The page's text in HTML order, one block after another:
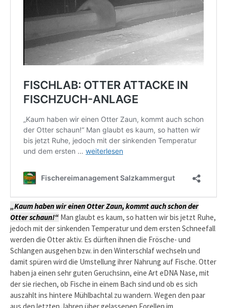
„Kaum haben wir einen Otter Zaun, kommt auch schon der
Otter schaun!“ Man glaubt es kaum, so hatten wir bis jetzt Ruhe,
jedoch mit der sinkenden Temperatur und dem ersten Schneefall
werden die Otter aktiv. Es dürften ihnen die Frösche- und
Schlangen ausgehen bzw. in den Winterschlaf wechseln und
damit spüren wird die Umstellung ihrer Nahrung auf Fische. Otter
haben ja einen sehr guten Geruchsinn, eine Art eDNA Nase, mit
der sie riechen, ob Fische in einem Bach sind und ob es sich
auszahlt ins hintere Mühlbachtal zu wandern. Wegen den paar